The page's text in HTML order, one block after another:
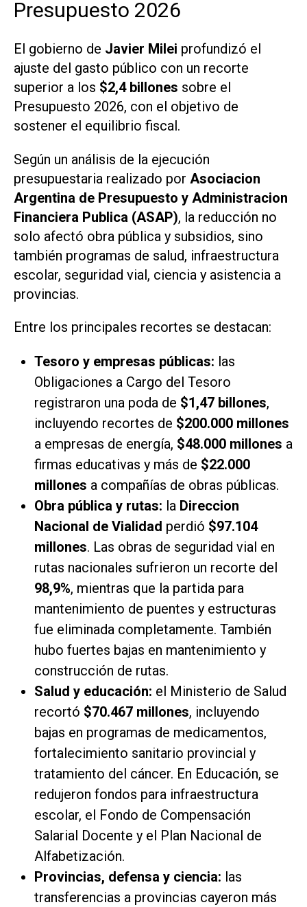
Presupuesto 2026
El gobierno de Javier Milei profundizó el
ajuste del gasto público con un recorte
superior a los $2,4 billones sobre el
Presupuesto 2026, con el objetivo de
sostener el equilibrio fiscal.
Según un análisis de la ejecución
presupuestaria realizado por Asociacion
Argentina de Presupuesto y Administracion
Financiera Publica (ASAP), la reducción no
solo afectó obra pública y subsidios, sino
también programas de salud, infraestructura
escolar, seguridad vial, ciencia y asistencia a
provincias.
Entre los principales recortes se destacan:
Tesoro y empresas públicas: las
Obligaciones a Cargo del Tesoro
registraron una poda de $1,47 billones,
incluyendo recortes de $200.000 millones
a empresas de energía, $48.000 millones a
firmas educativas y más de $22.000
millones a compañías de obras públicas.
Obra pública y rutas: la Direccion
Nacional de Vialidad perdió $97.104
millones. Las obras de seguridad vial en
rutas nacionales sufrieron un recorte del
98,9%, mientras que la partida para
mantenimiento de puentes y estructuras
fue eliminada completamente. También
hubo fuertes bajas en mantenimiento y
construcción de rutas.
Salud y educación: el Ministerio de Salud
recortó $70.467 millones, incluyendo
bajas en programas de medicamentos,
fortalecimiento sanitario provincial y
tratamiento del cáncer. En Educación, se
redujeron fondos para infraestructura
escolar, el Fondo de Compensación
Salarial Docente y el Plan Nacional de
Alfabetización.
Provincias, defensa y ciencia: las
transferencias a provincias cayeron más